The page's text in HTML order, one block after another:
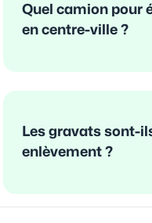
Quel camion pour
en centre-ville ?
Les gravats sont-
enlèvement ?